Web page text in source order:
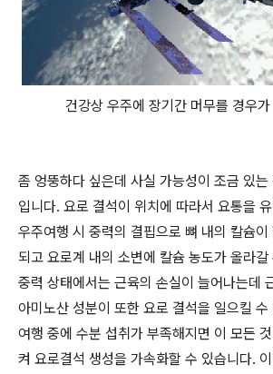
건강상 우주에 장기간 머무를 경우
좀 엉뚱하다 싶은데 사실 가능성이 조금 있는
입니다. 요로 결석이 위치에 따라서 요통을
우주여행 시 중력의 결핍으로 뼈 내의 칼슘이
되고 요로계 내의 소변에 칼슘 농도가 올라
중력 상태에서는 근육의 손실이 늘어나는데
아미노산 성분이 또한 요로 결석을 일으킬
여행 중에 수분 섭취가 부족해지면 이 모든
켜 요로결석 생성을 가속화할 수 있습니다.